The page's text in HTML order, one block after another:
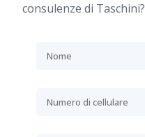
consulenze di Taschini?